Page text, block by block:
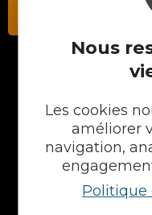
Nous
Les cookies
améliorer
navigation,
Politique
Contactez-
Plans en
Plans en
Crédences
Cuves
Portes et